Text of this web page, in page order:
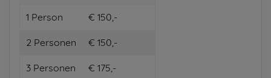
1 Person € 150,-
2 Personen € 150,-
3 Personen € 175,-